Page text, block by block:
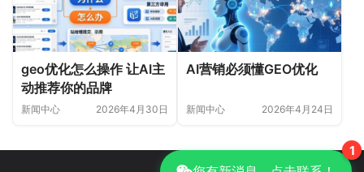
geo优化怎么操作 让AI主
动推荐你的品牌
新闻中心 2026年4月30日
AI营销必须懂GEO优化
新闻中心 2026年4月24日
1